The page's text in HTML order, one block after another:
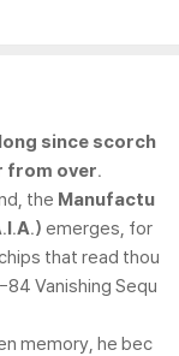
since scorch
from over.
the Manufactu
emerges, for
that read thou
Vanishing Sequ
memory, he bec